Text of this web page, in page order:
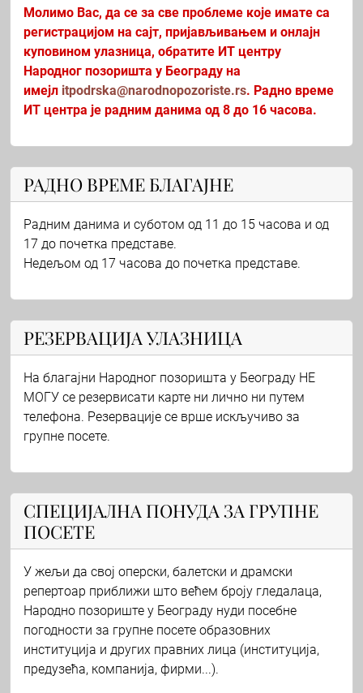
Молимо Вас, да се за све проблеме које имате са
регистрацијом на сајт, пријављивањем и онлајн
куповином улазница, обратите ИТ центру
Народног позоришта у Београду на
имејл itpodrska@narodnopozoriste.rs. Радно време
ИТ центра је радним данима од 8 до 16 часова.
РАДНО ВРЕМЕ БЛАГАЈНЕ
Радним данима и суботом од 11 до 15 часова и од
17 до почетка представе.
Недељом од 17 часова до почетка представе.
РЕЗЕРВАЦИЈА УЛАЗНИЦА
На благајни Народног позоришта у Београду НЕ
МОГУ се резервисати карте ни лично ни путем
телефона. Резервације се врше искључиво за
групне посете.
СПЕЦИЈАЛНА ПОНУДА ЗА ГРУПНЕ
ПОСЕТЕ
У жељи да свој оперски, балетски и драмски
репертоар приближи што већем броју гледалаца,
Народно позориште у Београду нуди посебне
погодности за групне посете образовних
институција и других правних лица (институција,
предузећа, компанија, фирми...).